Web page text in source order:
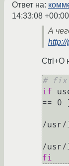
Ответ на:
14:33:08 +00:00
А
Ctrl+O
# fix
if
==
/usr/
fi